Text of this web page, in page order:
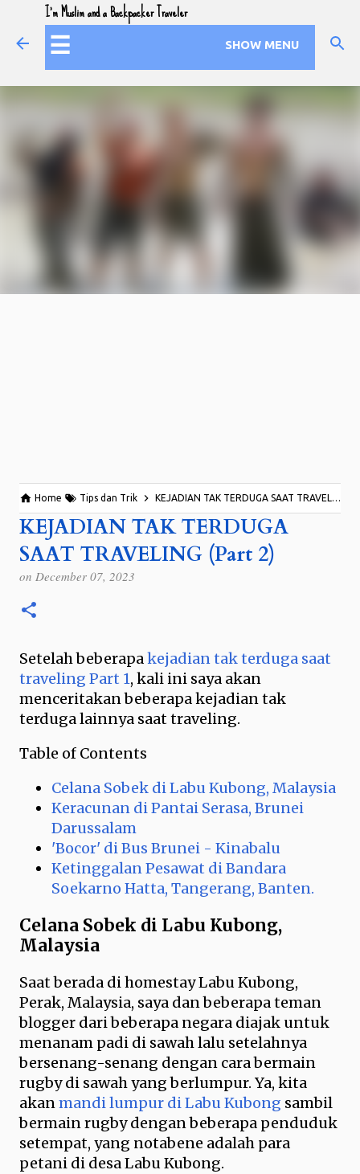
Skip to main content
I'm Muslim and a Backpacker Traveler
☰ SHOW MENU
Home Tips dan Trik KEJADIAN TAK TERDUGA SAAT TRAVELING (Part 2)
KEJADIAN TAK TERDUGA
SAAT TRAVELING (Part 2)
on December 07, 2023
Setelah beberapakejadian tak terduga saat
traveling Part 1, kali ini saya akan
menceritakan beberapa kejadian tak
terduga lainnya saat traveling.
Table of Contents
Celana Sobek di Labu Kubong, Malaysia
Keracunan di Pantai Serasa, Brunei
Darussalam
'Bocor' di Bus Brunei - Kinabalu
Ketinggalan Pesawat di Bandara
Soekarno Hatta, Tangerang, Banten.
Celana Sobek di Labu Kubong,
Malaysia
Saat berada di homestay Labu Kubong,
Perak, Malaysia, saya dan beberapa teman
blogger dari beberapa negara diajak untuk
menanam padi di sawah lalu setelahnya
bersenang-senang dengan cara bermain
rugby di sawah yang berlumpur. Ya, kita
akanmandi lumpur di Labu Kubong sambil
bermain rugby dengan beberapa penduduk
setempat, yang notabene adalah para
petani di desa Labu Kubong.